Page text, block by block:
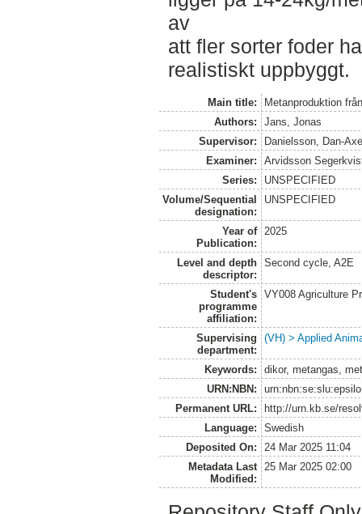
av
att fler sorter foder
realistiskt uppbyggt.
Main title:
Metanproduktion
Authors:
Jans, Jonas
Supervisor:
Danielsson, Dan-
Examiner:
Arvidsson
Series:
UNSPECIFIED
Volume/Sequential
designation:
UNSPECIFIED
Year of
Publication:
2025
Level and depth
descriptor:
Second cycle, A2E
Student's
programme
affiliation:
VY008 Agriculture
Supervising
department:
(VH) > Applied
Keywords:
dikor, metangas,
URN:NBN:
Permanent URL:
http://urn.kb.se/
Language:
Swedish
Deposited On:
24 Mar 2025 11:04
Metadata Last
Modified:
25 Mar 2025 02:00